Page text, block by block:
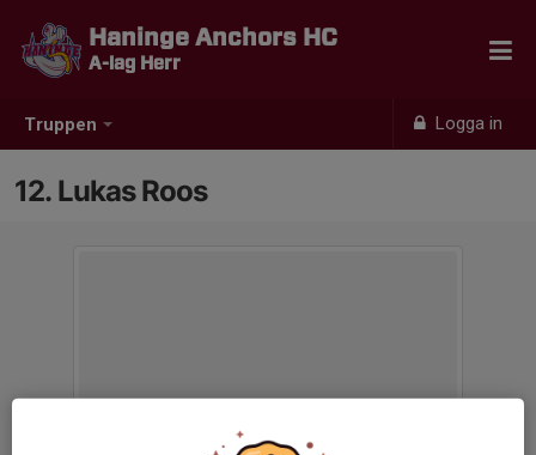
Truppen Logga in
Haninge Anchors HC
A-lag Herr
12. Lukas Roos